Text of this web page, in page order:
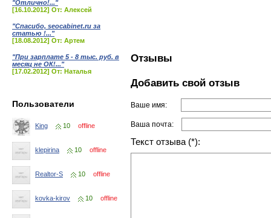
"Отлично!..."
[16.10.2012] От: Алексей
"Спасибо, seocabinet.ru за
статью !..."
[18.08.2012] От: Артем
"При зарплате 5 - 8 тыс. руб. в
месяц не ОК!..."
[17.02.2012] От: Наталья
Пользователи
King 10 offline
klepirina 10 offline
Realtor-S 10 offline
kovka-kirov 10 offline
Отзывы
Добавить свой отзыв
Ваше имя:
Ваша почта:
Текст отзыва (*):